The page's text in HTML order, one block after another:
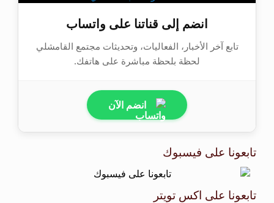
انضم إلى قناتنا على واتساب
تابع آخر الأخبار، الفعاليات، وتحديثات مجتمع القامشلي
لحظة بلحظة مباشرة على هاتفك.
انضم الآن
تابعونا على فيسبوك
تابعونا على اكس تويتر